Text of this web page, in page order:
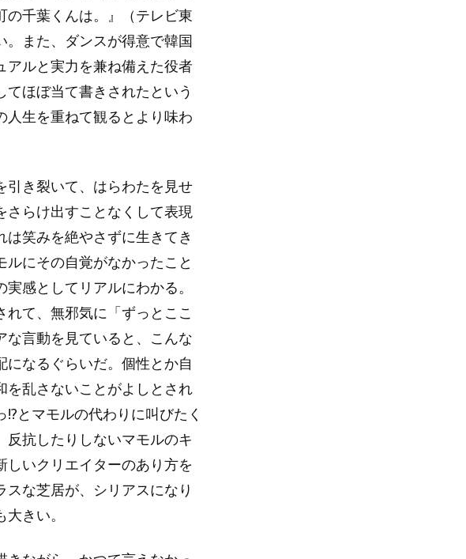
千葉くんは。』（テレビ東
また、ダンスが得意で韓国
アルと実力を兼ね備えた役者
ほぼ当て書きされたという
生を重ねて観るとより味わ
引き裂いて、はらわたを見せ
さらけ出すことなくして表現
笑みを絶やさずに生きてき
にその自覚がなかったこと
感としてリアルにわかる。
て、無邪気に「ずっとここ
な言動を見ていると、こんな
なるぐらいだ。個性とか自
を乱さないことがよしとされ
とマモルの代わりに叫びたく
反抗したりしないマモルのキ
いクリエイターのあり方を
な芝居が、シリアスになり
きい。